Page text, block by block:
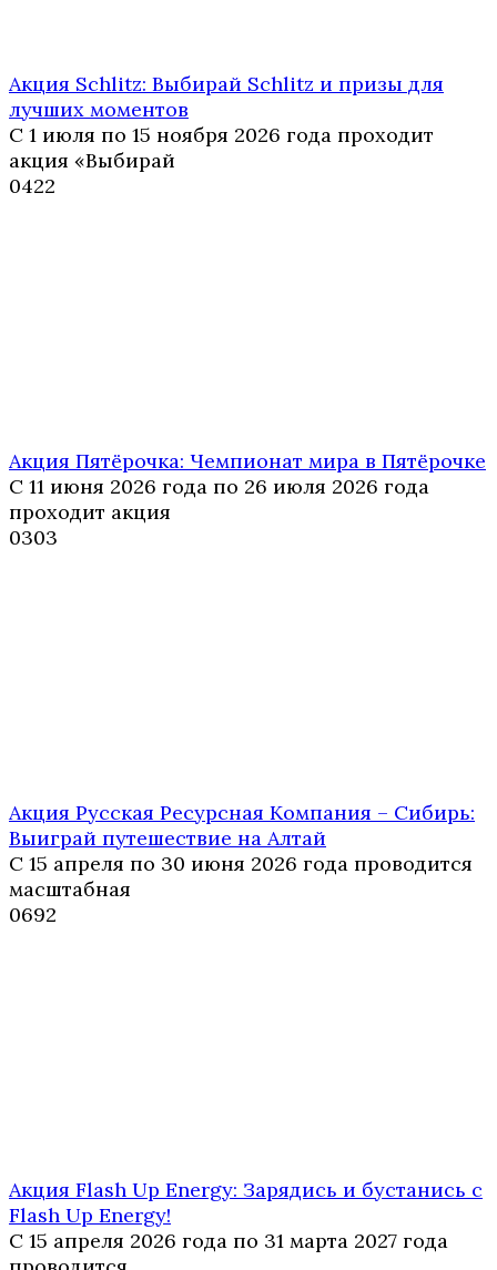
Акция Schlitz: Выбирай Schlitz и призы для
лучших моментов
С 1 июля по 15 ноября 2026 года проходит
акция «Выбирай
0422
Акция Пятёрочка: Чемпионат мира в Пятёрочке
С 11 июня 2026 года по 26 июля 2026 года
проходит акция
0303
Акция Русская Ресурсная Компания – Сибирь:
Выиграй путешествие на Алтай
С 15 апреля по 30 июня 2026 года проводится
масштабная
0692
Акция Flash Up Energy: Зарядись и бустанись с
Flash Up Energy!
С 15 апреля 2026 года по 31 марта 2027 года